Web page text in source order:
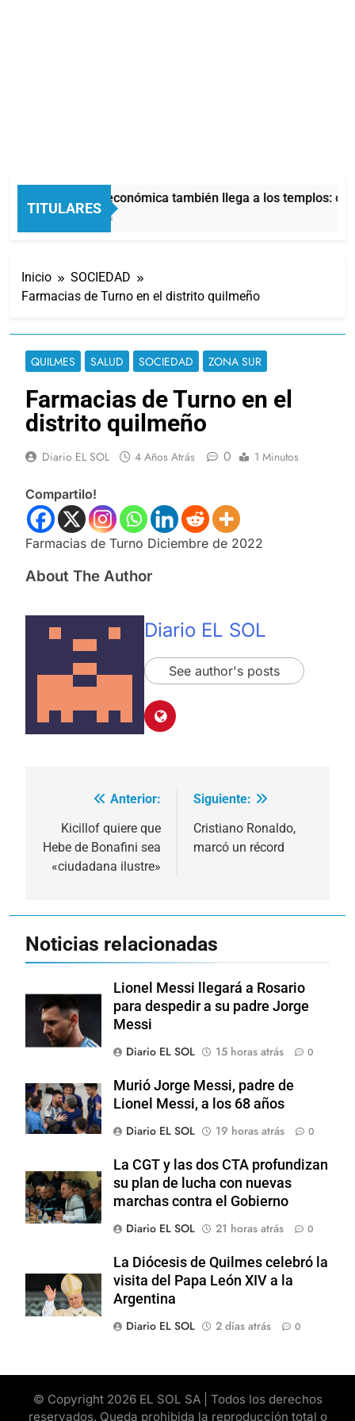
TITULARES
La crisis económica también llega a los templos:
8 Horas Atrás
Inicio
SOCIEDAD
Farmacias de Turno en el distrito quilmeño
QUILMES SALUD SOCIEDAD ZONA SUR
Farmacias de Turno en el
distrito quilmeño
Diario EL SOL 4 Años Atrás 0 1 Minutos
Compartilo!
Farmacias de Turno Diciembre de 2022
About The Author
Diario EL SOL
See author's posts
Navegación
entradas
Anterior:
Kicillof quiere que
Hebe de Bonafini sea
«ciudadana ilustre»
Siguiente:
Cristiano Ronaldo,
marcó un récord
Noticias relacionadas
Lionel Messi llegará a Rosario
para despedir a su padre Jorge
Messi
Diario EL SOL
15 horas atrás 0
Murió Jorge Messi, padre de
Lionel Messi, a los 68 años
Diario EL SOL
19 horas atrás 0
La CGT y las dos CTA profundizan
su plan de lucha con nuevas
marchas contra el Gobierno
Diario EL SOL
21 horas atrás 0
La Diócesis de Quilmes celebró la
visita del Papa León XIV a la
Argentina
Diario EL SOL
2 días atrás 0
© Copyright 2026 EL SOL SA | Todos los derechos
reservados. Queda prohibida la reproducción total o